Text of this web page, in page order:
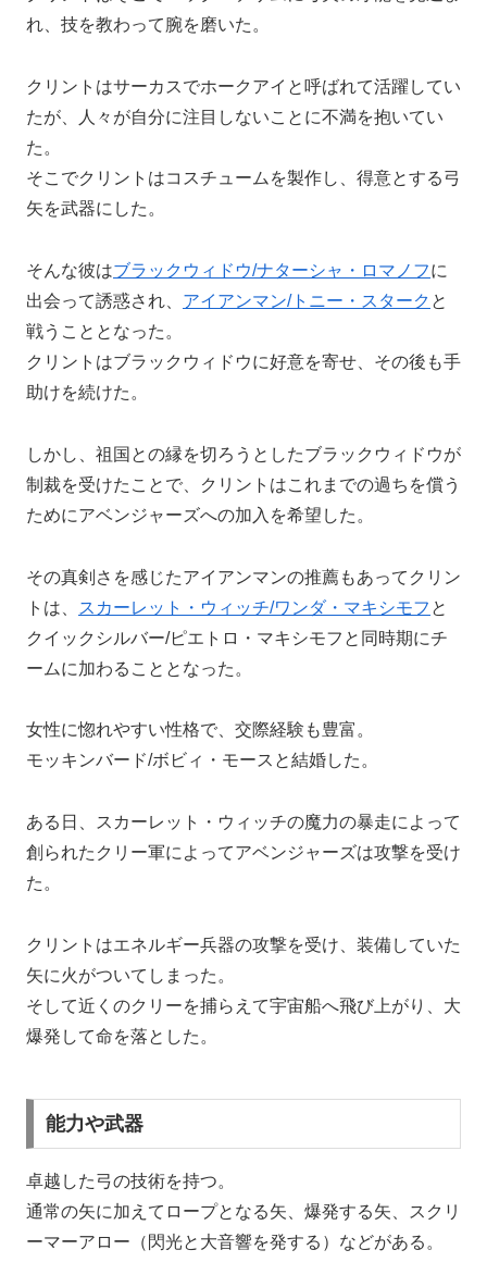
れ、技を教わって腕を磨いた。
クリントはサーカスでホークアイと呼ばれて活躍してい
たが、人々が自分に注目しないことに不満を抱いてい
た。
そこでクリントはコスチュームを製作し、得意とする弓
矢を武器にした。
そんな彼はブラックウィドウ/ナターシャ・ロマノフに
出会って誘惑され、 アイアンマン/トニー・スターク と
戦うこととなった。
クリントはブラックウィドウに好意を寄せ、その後も手
助けを続けた。
しかし、祖国との縁を切ろうとしたブラックウィドウが
制裁を受けたことで、クリントはこれまでの過ちを償う
ためにアベンジャーズへの加入を希望した。
その真剣さを感じたアイアンマンの推薦もあってクリン
トは、
スカーレット・ウィッチ/ワンダ・マキシモフ と
クイックシルバー/ピエトロ・マキシモフと同時期にチ
ームに加わることとなった。
女性に惚れやすい性格で、交際経験も豊富。
モッキンバード/ボビィ・モースと結婚した。
ある日、スカーレット・ウィッチの魔力の暴走によって
創られたクリー軍によってアベンジャーズは攻撃を受け
た。
クリントはエネルギー兵器の攻撃を受け、装備していた
矢に火がついてしまった。
そして近くのクリーを捕らえて宇宙船へ飛び上がり、大
爆発して命を落とした。
能力や武器
卓越した弓の技術を持つ。
通常の矢に加えてロープとなる矢、爆発する矢、スクリ
ーマーアロー（閃光と大音響を発する）などがある。